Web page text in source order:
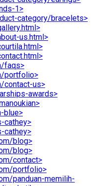
1>
category/bracelets>
us.html>
faqs>
portfolio>
contact-us>
awards>
blue>
cathey>
cathey>
blog>
blog>
contact>
portfolio>
panduan-memilih-